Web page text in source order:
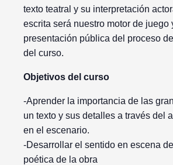
texto teatral y su interpretación
escrita será nuestro motor de juego
presentación pública del proceso
del curso.
Objetivos del curso
-Aprender la importancia de las
un texto y sus detalles a través del
en el escenario.
-Desarrollar el sentido en escena
poética de la obra